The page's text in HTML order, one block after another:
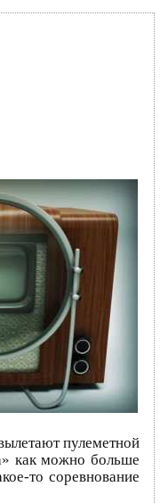
пулеметной
как можно больше
то соревнование